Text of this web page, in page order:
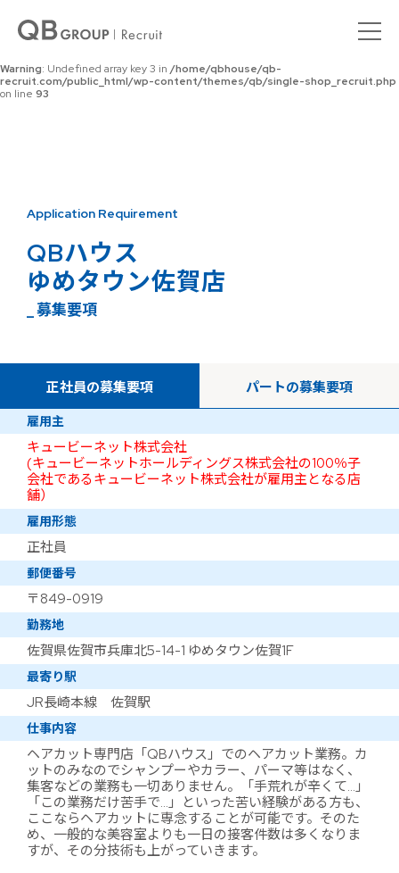
Warning : Undefined array key 0 in
recruit.com/public_html/wp-content/themes/qb/single-shop_recruit.php
on line92
Warning: Undefined array key 3 in /home/qbhouse/qb-
recruit.com/public_html/wp-content/themes/qb/single-shop_recruit.php
on line 93
Application Requirement
QBハウス
ゆめタウン佐賀店
_ 募集要項
正社員の募集要項 パートの募集要項
雇用主
キュービーネット株式会社
(キュービーネットホールディングス株式会社の100％子
会社であるキュービーネット株式会社が雇用主となる店
舗）
雇用形態
正社員
郵便番号
〒849-0919
勤務地
佐賀県佐賀市兵庫北5-14-1 ゆめタウン佐賀1F
最寄り駅
JR長崎本線 佐賀駅
仕事内容
ヘアカット専門店「QBハウス」でのヘアカット業務。カ
ットのみなのでシャンプーやカラー、パーマ等はなく、
集客などの業務も一切ありません。「手荒れが辛くて…」
「この業務だけ苦手で…」といった苦い経験がある方も、
ここならヘアカットに専念することが可能です。そのた
め、一般的な美容室よりも一日の接客件数は多くなりま
すが、その分技術も上がっていきます。